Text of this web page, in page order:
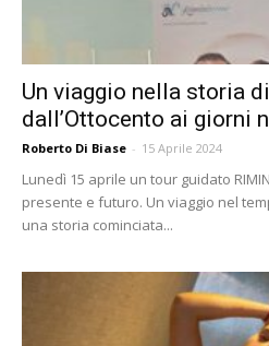
Un viaggio nella storia
dall’Ottocento ai giorni
Roberto Di Biase - 15 Aprile 2024
Lunedì 15 aprile un tour guidato
presente e futuro. Un viaggio nel
una storia cominciata...